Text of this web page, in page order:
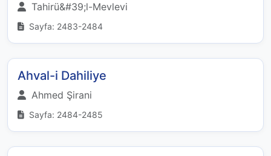
Tahirü&#39;l-Mevlevi
Sayfa: 2483-2484
Ahval-i Dahiliye
Ahmed Şirani
Sayfa: 2484-2485